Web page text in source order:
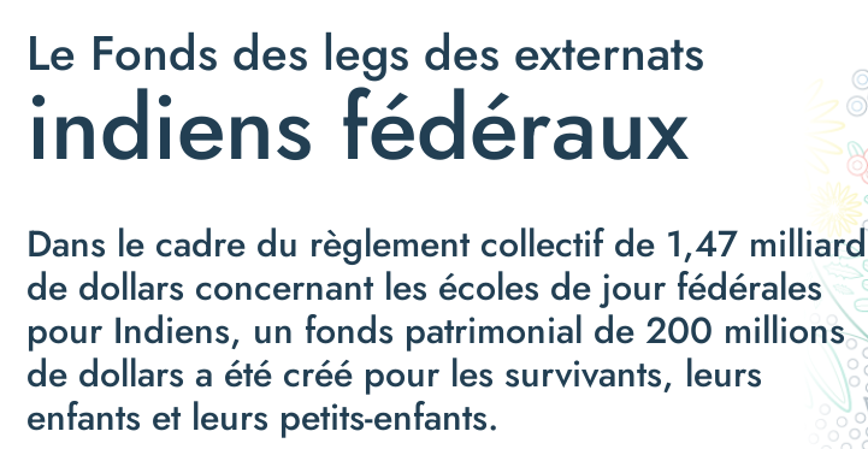
Le Fonds des legs des externats
indiens fédéraux
Dans le cadre du règlement collectif de 1,47 milliard
de dollars concernant les écoles de jour fédérales
pour Indiens, un fonds patrimonial de 200 millions
de dollars a été créé pour les survivants, leurs
enfants et leurs petits-enfants.